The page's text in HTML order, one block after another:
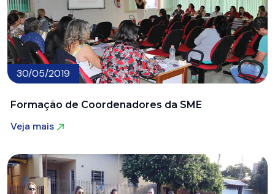
30/05/2019
Formação de Coordenadores da SME
Veja mais